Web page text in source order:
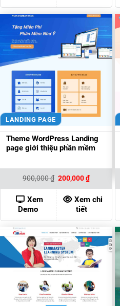
LANDING PAGE
Theme WordPress Landing
page giới thiệu phần mềm
900,000₫ Giá
gốc
là:
900,000 ₫.
200,000₫Giá
hiện
tại
là:
200,000 ₫.
Xem
Demo
Xem chi
tiết